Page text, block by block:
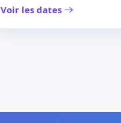
Voir les dates